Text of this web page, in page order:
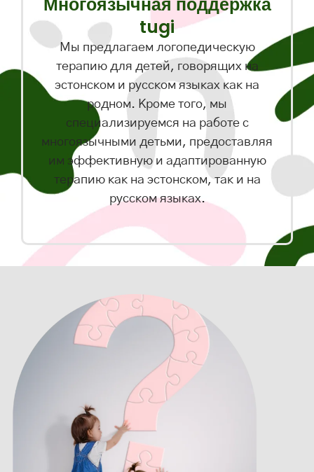
tugi
Мы предлагаем логопедическую
терапию для детей, говорящих на
эстонском и русском языках как на
родном. Кроме того, мы
специализируемся на работе с
многоязычными детьми, предоставляя
им эффективную и адаптированную
терапию как на эстонском, так и на
русском языках.